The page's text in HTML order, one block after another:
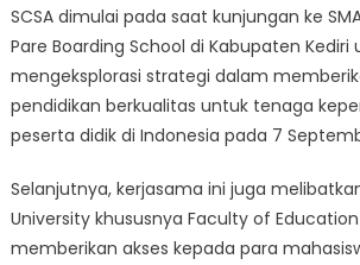
SCSA dimulai pada saat kunjungan ke
Pare Boarding School di Kabupaten Kediri
mengeksplorasi strategi dalam
pendidikan berkualitas untuk tenaga
peserta didik di Indonesia pada 7
Selanjutnya, kerjasama ini juga
University khususnya Faculty of
memberikan akses kepada para